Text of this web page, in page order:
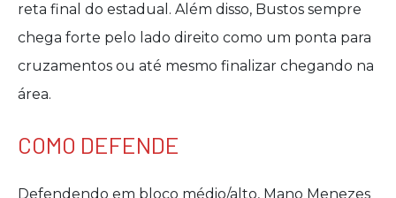
reta final do estadual. Além disso, Bustos sempre
chega forte pelo lado direito como um ponta para
cruzamentos ou até mesmo finalizar chegando na
área.
COMO DEFENDE
Defendendo em bloco médio/alto, Mano Menezes